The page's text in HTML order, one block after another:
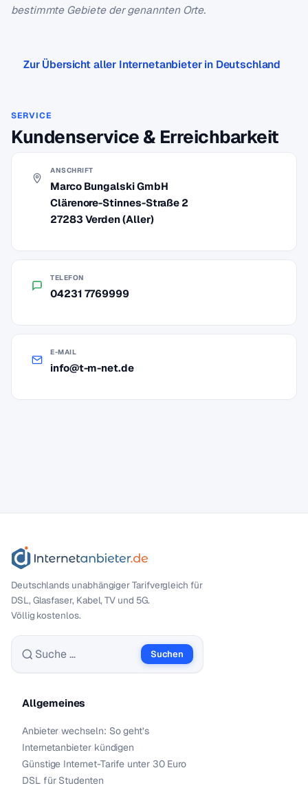
bestimmte Gebiete der genannten Orte.
Zur Übersicht aller Internetanbieter in Deutschland
SERVICE
Kundenservice & Erreichbarkeit
ANSCHRIFT
Marco Bungalski GmbH
Clärenore-Stinnes-Straße 2
27283 Verden (Aller)
TELEFON
04231 7769999
E-MAIL
info@t-m-net.de
Deutschlands unabhängiger Tarif­vergleich für
DSL, Glasfaser, Kabel, TV und 5G.
Völlig kostenlos.
Suche nach:
Suchen
Allgemeines
Anbieter wechseln: So geht’s
Internetanbieter kündigen
Günstige Internet-Tarife unter 30 Euro
DSL für Studenten